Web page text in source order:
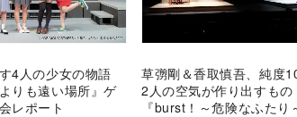
4人の少女の物語
りも遠い場所』ゲ
レポート
草彅剛＆香取慎吾、純度
2人の空気が作り出すもの
『burst！～危険なふたり